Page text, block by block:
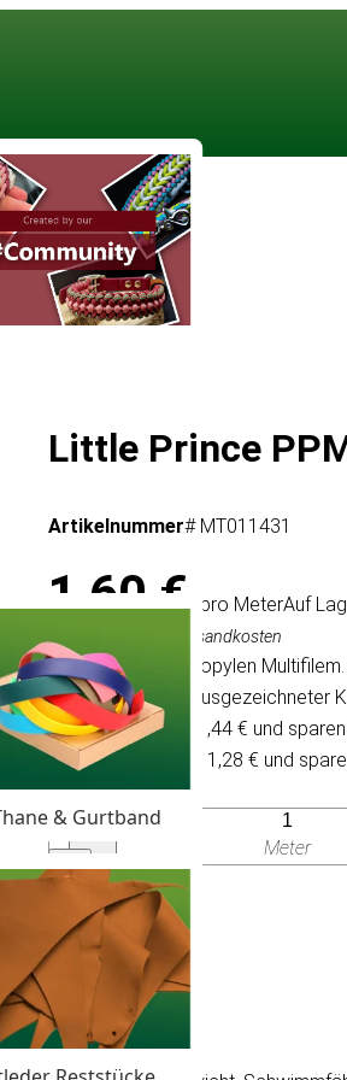
& Gurtband
Little Prince
Artikelnummer# MT011431
1,60 €/ pro MeterAuf
Inkl. MwSt., exkl. Versandkosten
Schnur aus Polypropylen
Wetterfestigkeit, ausgezeichneter
Kaufen Sie 30 für 1,44 € und
Kaufen Sie 100 für 1,28 € und
Anzahl
Meter
10 mm.